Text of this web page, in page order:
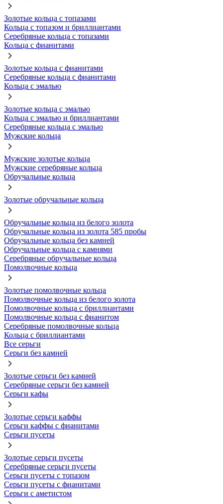
Золотые кольца с топазами
Кольца с топазом и бриллиантами
Серебряные кольца с топазами
Кольца с фианитами
Золотые кольца с фианитами
Серебряные кольца с фианитами
Кольца с эмалью
Золотые кольца с эмалью
Кольца с эмалью и бриллиантами
Серебряные кольца с эмалью
Мужские кольца
Мужские золотые кольца
Мужские серебряные кольца
Обручальные кольца
Золотые обручальные кольца
Обручальные кольца из белого золота
Обручальные кольца из золота 585 пробы
Обручальные кольца без камней
Обручальные кольца с камнями
Серебряные обручальные кольца
Помолвочные кольца
Золотые помолвочные кольца
Помолвочные кольца из белого золота
Помолвочные кольца с бриллиантами
Помолвочные кольца с фианитом
Серебряные помолвочные кольца
Кольца с бриллиантами
Все серьги
Серьги без камней
Золотые серьги без камней
Серебряные серьги без камней
Серьги кафы
Золотые серьги каффы
Серьги каффы с фианитами
Серьги пусеты
Золотые серьги пусеты
Серебряные серьги пусеты
Серьги пусеты с топазом
Серьги пусеты с фианитами
Серьги с аметистом